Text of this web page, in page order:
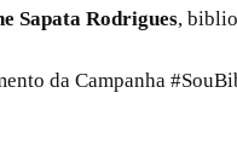
Sapata Rodrigues,
da Campanha